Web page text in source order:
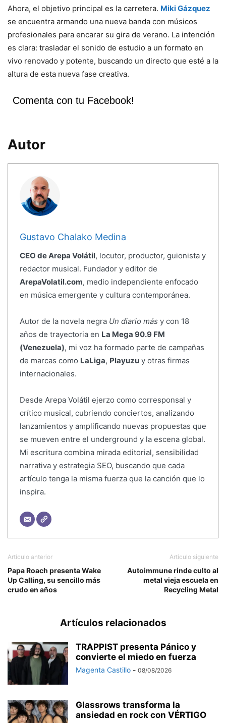
Ahora, el objetivo principal es la carretera. Miki Gázquez
se encuentra armando una nueva banda con músicos
profesionales para encarar su gira de verano. La intención
es clara: trasladar el sonido de estudio a un formato en
vivo renovado y potente, buscando un directo que esté a la
altura de esta nueva fase creativa.
Comenta con tu Facebook!
Autor
Gustavo Chalako Medina
CEO de Arepa Volátil, locutor, productor, guionista y
redactor musical. Fundador y editor de
ArepaVolatil.com, medio independiente enfocado
en música emergente y cultura contemporánea.
Autor de la novela negra Un diario más y con 18
años de trayectoria en La Mega 90.9 FM
(Venezuela), mi voz ha formado parte de campañas
de marcas como LaLiga, Playuzuy otras firmas
internacionales.
Desde Arepa Volátil ejerzo como corresponsal y
crítico musical, cubriendo conciertos, analizando
lanzamientos y amplificando nuevas propuestas que
se mueven entre el underground y la escena global.
Mi escritura combina mirada editorial, sensibilidad
narrativa y estrategia SEO, buscando que cada
artículo tenga la misma fuerza que la canción que lo
inspira.
Artículo anterior
Papa Roach presenta Wake
Up Calling, su sencillo más
crudo en años
Artículo siguiente
Autoimmune rinde culto al
metal vieja escuela en
Recycling Metal
Artículos relacionados
TRAPPIST presenta Pánico y
convierte el miedo en fuerza
Magenta Castillo - 08/08/2026
Glassrows transforma la
ansiedad en rock con VÉRTIGO